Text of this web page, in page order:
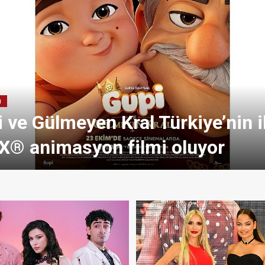
ve Gülmeyen Kral Türkiye’nin
animasyon filmi oluyor